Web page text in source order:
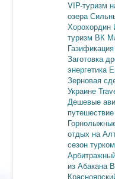
VIP-туризм
озера
Хорохордин
туризм ВК
Газификация
Заготовка
энергетика
Зерновая
Украине
Дешевые
путешествие
отдых на
сезон
из Абакана